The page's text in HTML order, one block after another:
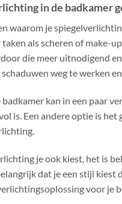
in de badkamer
waarom je
als scheren of make-
die meer uitnodigend
weg te werken
kan in een paar
is. Een andere optie is
je ook kiest, het is
dat je een stijl
voor je